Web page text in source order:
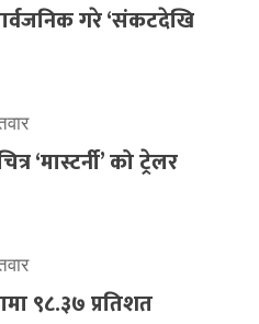
गरे ‘संकटदेखि
‘मास्टर्नी’ को ट्रेलर
९८.३७ प्रतिशत